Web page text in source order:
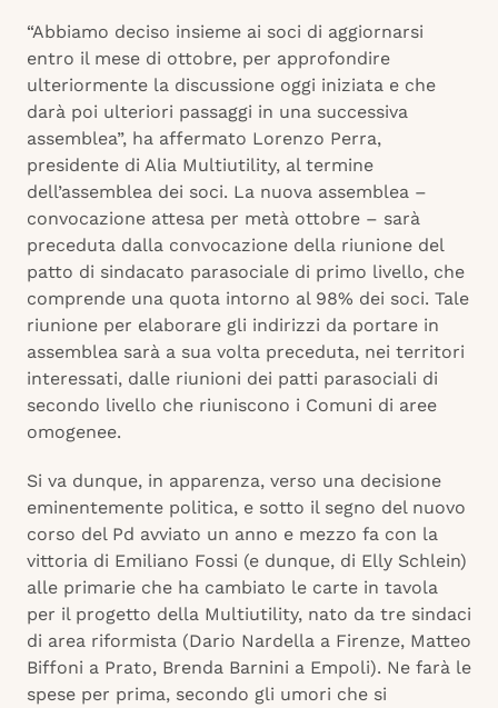
“Abbiamo deciso insieme ai soci di aggiornarsi
entro il mese di ottobre, per approfondire
ulteriormente la discussione oggi iniziata e che
darà poi ulteriori passaggi in una successiva
assemblea”, ha affermato Lorenzo Perra,
presidente di Alia Multiutility, al termine
dell’assemblea dei soci. La nuova assemblea –
convocazione attesa per metà ottobre – sarà
preceduta dalla convocazione della riunione del
patto di sindacato parasociale di primo livello, che
comprende una quota intorno al 98% dei soci. Tale
riunione per elaborare gli indirizzi da portare in
assemblea sarà a sua volta preceduta, nei territori
interessati, dalle riunioni dei patti parasociali di
secondo livello che riuniscono i Comuni di aree
omogenee.
Si va dunque, in apparenza, verso una decisione
eminentemente politica, e sotto il segno del nuovo
corso del Pd avviato un anno e mezzo fa con la
vittoria di Emiliano Fossi (e dunque, di Elly Schlein)
alle primarie che ha cambiato le carte in tavola
per il progetto della Multiutility, nato da tre sindaci
di area riformista (Dario Nardella a Firenze, Matteo
Biffoni a Prato, Brenda Barnini a Empoli). Ne farà le
spese per prima, secondo gli umori che si